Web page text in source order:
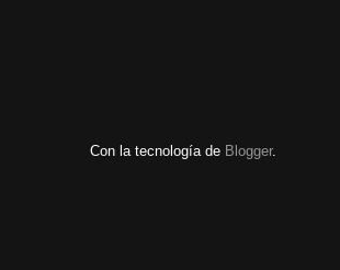
Con la tecnología de Blogger.